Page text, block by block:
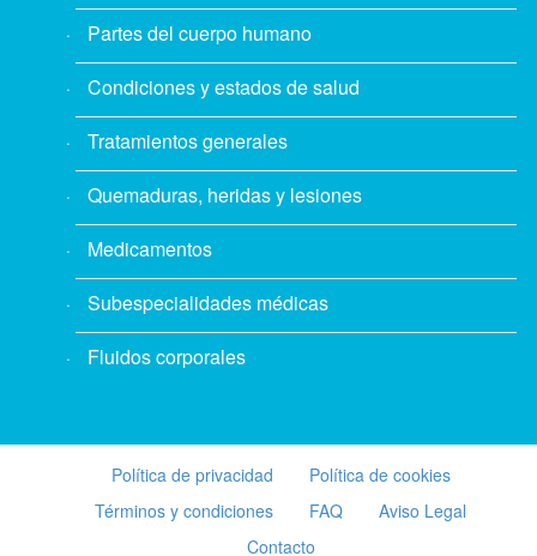
Partes del cuerpo humano
Condiciones y estados de salud
Tratamientos generales
Quemaduras, heridas y lesiones
Medicamentos
Subespecialidades médicas
Fluidos corporales
Política de privacidad
Política de cookies
Términos y condiciones
FAQ
Aviso Legal
Contacto